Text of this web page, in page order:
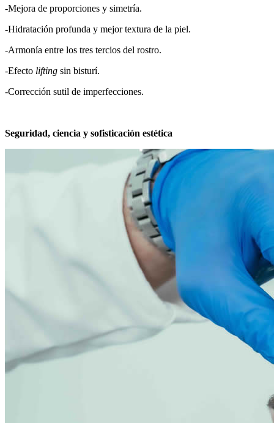
-Mejora de proporciones y simetría.
-Hidratación profunda y mejor textura de la piel.
-Armonía entre los tres tercios del rostro.
-Efecto lifting sin bisturí.
-Corrección sutil de imperfecciones.
Seguridad, ciencia y sofisticación estética